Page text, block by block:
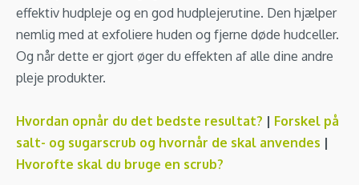
effektiv hudpleje og en god hudplejerutine. Den hjælper
nemlig med at exfoliere huden og fjerne døde hudceller.
Og når dette er gjort øger du effekten af alle dine andre
pleje produkter.
Hvordan opnår du det bedste resultat? | Forskel på
salt- og sugarscrub og hvornår de skal anvendes |
Hvorofte skal du bruge en scrub?